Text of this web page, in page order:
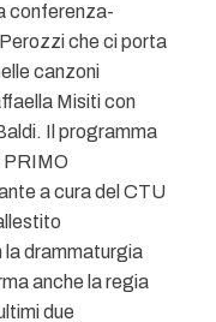
conferenza-
che ci porta
canzoni
Misiti con
Il programma
PRIMO
a cura del CTU
drammaturgia
anche la regia
due